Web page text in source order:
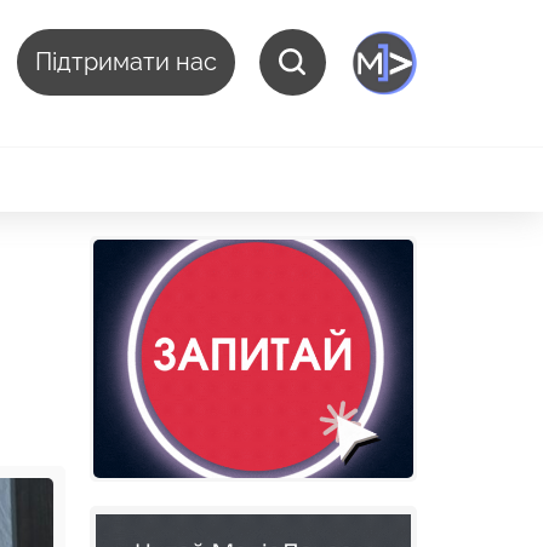
Підтримати нас